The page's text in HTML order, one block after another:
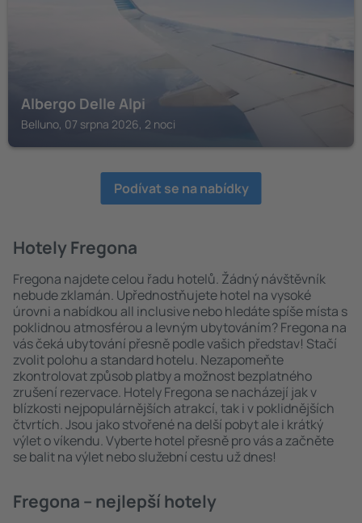
Albergo Delle Alpi
Belluno, 07 srpna 2026, 2 noci
Podívat se na nabídky
Hotely Fregona
Fregona najdete celou řadu hotelů. Žádný návštěvník
nebude zklamán. Upřednostňujete hotel na vysoké
úrovni a nabídkou all inclusive nebo hledáte spíše místa s
poklidnou atmosférou a levným ubytováním? Fregona na
vás čeká ubytování přesně podle vašich představ! Stačí
zvolit polohu a standard hotelu. Nezapomeňte
zkontrolovat způsob platby a možnost bezplatného
zrušení rezervace. Hotely Fregona se nacházejí jak v
blízkosti nejpopulárnějších atrakcí, tak i v poklidnějších
čtvrtích. Jsou jako stvořené na delší pobyt ale i krátký
výlet o víkendu. Vyberte hotel přesně pro vás a začněte
se balit na výlet nebo služební cestu už dnes!
Fregona – nejlepší hotely